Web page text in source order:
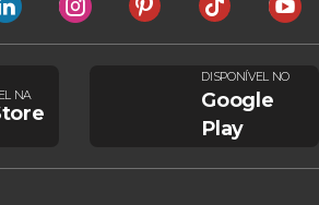
NA
DISPONÍVEL NO
Google
Play